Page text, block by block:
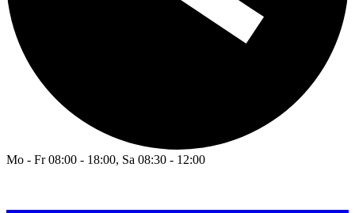
Mo - Fr 08:00 - 18:00, Sa 08:30 - 12:00